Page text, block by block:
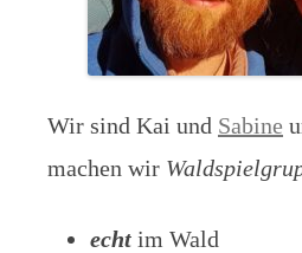
Wir sind Kai und Sabine
machen wir
echt im Wald